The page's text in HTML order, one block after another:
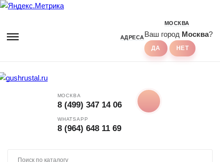
АДРЕСА
МОСКВА
Ваш город Москва?
МОСКВА
8 (499) 347 14 06
WHATSAPP
8 (964) 648 11 69